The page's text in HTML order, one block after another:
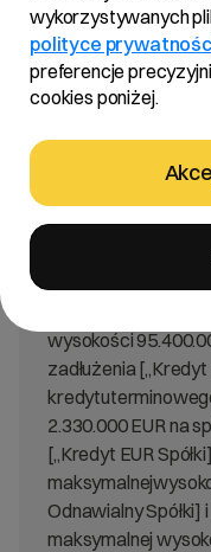
Art. 17 ust. 1 MAR
Treść:
Zarząd
2025 roku
Kasa Opieki S.A.
umowa kredytu
wysokości
zadłużenia [„Kredyt
2.330.000 EUR na
[„Kredyt EUR
Odnawialny
maksymalnej
wykorzystywanych
polityce
preferencje
cookies poniżej.